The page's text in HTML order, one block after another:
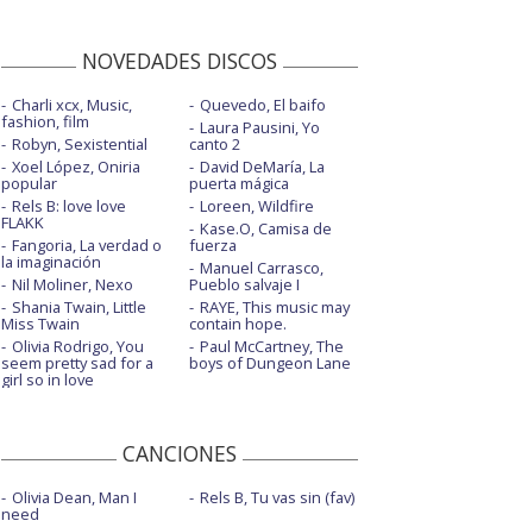
NOVEDADES DISCOS
Charli xcx, Music,
fashion, film
Robyn, Sexistential
Xoel López, Oniria
popular
Rels B: love love
FLAKK
Fangoria, La verdad o
la imaginación
Nil Moliner, Nexo
Shania Twain, Little
Miss Twain
Olivia Rodrigo, You
seem pretty sad for a
girl so in love
Quevedo, El baifo
Laura Pausini, Yo
canto 2
David DeMaría, La
puerta mágica
Loreen, Wildfire
Kase.O, Camisa de
fuerza
Manuel Carrasco,
Pueblo salvaje I
RAYE, This music may
contain hope.
Paul McCartney, The
boys of Dungeon Lane
CANCIONES
Olivia Dean, Man I
need
Rels B, Tu vas sin (fav)